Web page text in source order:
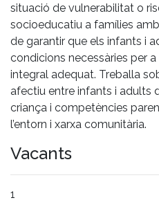
situació de vulnerabilitat o
socioeducatiu a famílies
de garantir que els infants i
condicions necessàries per
integral adequat. Treballa
afectiu entre infants i adults
criança i competències
l’entorn i xarxa comunitària.
Vacants
1